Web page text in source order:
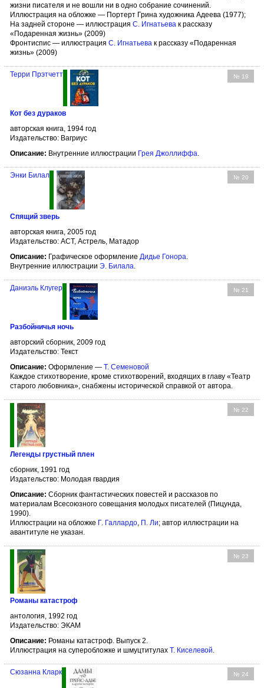
жизни писателя и не вошли ни в одно собрание сочинений.
Иллюстрация на обложке — Портерт Грина художника Адеева (1977);
На задней стороне — иллюстрация С. Игнатьева к рассказу
«Подаренная жизнь» (2009)
Фронтиспис — иллюстрация С. Игнатьева к рассказу «Подаренная
жизнь» (2009)
№ 19
Терри Прэтчетт
Кот без дураков
авторская книга, 1994 год
Издательство: Вагриус
Описание: Внутренние иллюстрации Грея Джоллиффа.
№ 20
Энки Билал
Спящий зверь
авторская книга, 2005 год
Издательство: АСТ, Астрель, Матадор
Описание: Графическое оформление Дидье Гонора.
Внутренние иллюстрации Э. Билала.
№ 21
Даниэль Клугер
Разбойничья ночь
авторский сборник, 2009 год
Издательство: Текст
Описание: Оформление — Т. Семеновой
Каждое стихотворение, кроме стихотворений, входящих в главу «Театр
старого любовника», снабжены исторической справкой от автора.
№ 22
Легенды грустный плен
сборник, 1991 год
Издательство: Молодая гвардия
Описание: Сборник фантастических повестей и рассказов по
материалам Всесоюзного совещания молодых писателей (Пицунда,
1990).
Иллюстрации на обложке Г. Галлардо, П. Ли; автор иллюстрации на
авантитуле не указан.
№ 23
Романы катастроф
антология, 1992 год
Издательство: ЭКАМ
Описание: Романы катастроф. Выпуск 2.
Иллюстрация на суперобложке и шмуцтитулах Т. Киселевой.
№ 24
Сюзанна Кларк